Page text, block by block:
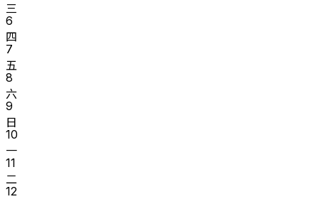
三
6
四
7
五
8
六
9
日
10
一
11
二
12